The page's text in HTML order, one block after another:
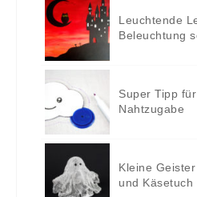
Leuchtende
Beleuchtung
Super Tipp
Nahtzugabe
Kleine
und